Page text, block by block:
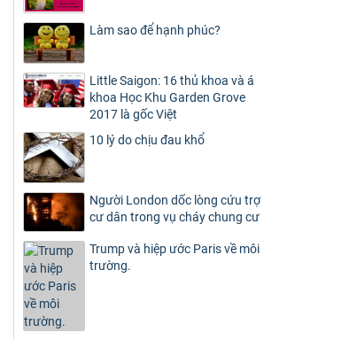
Làm sao để hạnh phúc?
Little Saigon: 16 thủ khoa và á
khoa Học Khu Garden Grove
2017 là gốc Việt
10 lý do chịu đau khổ
Người London dốc lòng cứu trợ
cư dân trong vụ cháy chung cư
Trump và hiệp ước Paris về môi
trường.